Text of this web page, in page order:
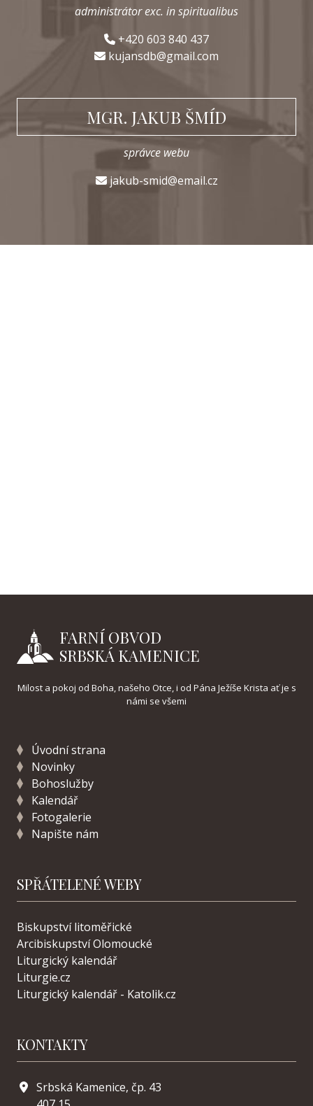
administrátor exc. in spiritualibus
+420 603 840 437
kujansdb@gmail.com
MGR. JAKUB ŠMÍD
správce webu
jakub-smid@email.cz
FARNÍ OBVOD
SRBSKÁ KAMENICE
Milost a pokoj od Boha, našeho Otce, i od Pána Ježíše Krista ať je s
námi se všemi
Úvodní strana
Novinky
Bohoslužby
Kalendář
Fotogalerie
Napište nám
SPŘÁTELENÉ WEBY
Biskupství litoměřické
Arcibiskupství Olomoucké
Liturgický kalendář
Liturgie.cz
Liturgický kalendář - Katolik.cz
KONTAKTY
Srbská Kamenice, čp. 43